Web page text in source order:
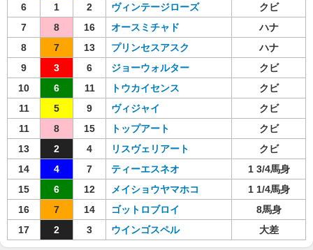
6
1 2 ヴィンテージローズ
クビ
7
8 16 オースミチャド
ハナ
8
7 13 プリンセスアスク
ハナ
9
3 6 ジョーウォルター
クビ
10
6 11 トウカイセンス
クビ
11
5 9 ヴィジャイ
クビ
11
8 15 トップアート
クビ
13
2 4 リスヴェリアート
クビ
14
4 7 ティーエスネオ
1 3/4馬身
15
6 12 メイショウヤマホコ
1 1/4馬身
16
7 14 ゴットロブロイ
8馬身
17
2 3 ウインゴスペル 大差